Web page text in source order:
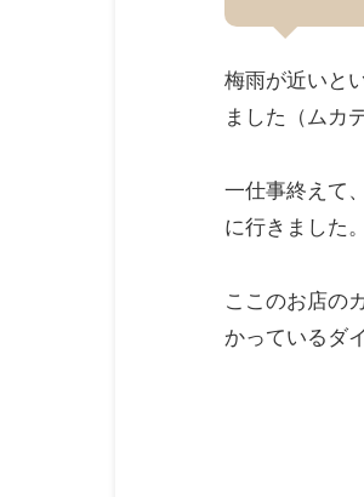
梅雨が近いと
ました（ムカ
一仕事終えて
に行きました。
ここのお店の
かっているダ